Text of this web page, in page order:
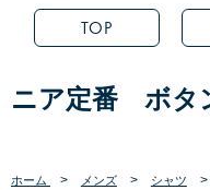
TOP
ニア定番 ボタ
ホーム > メンズ > シャツ >